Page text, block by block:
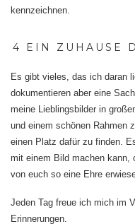
kennzeichnen.
4 EIN ZUHAUSE
Es gibt vieles, das ich daran
dokumentieren aber eine
meine Lieblingsbilder in
und einem schönen Rahmen
einen Platz dafür zu finden.
mit einem Bild machen kann,
von euch so eine Ehre
Jeden Tag freue ich mich im
Erinnerungen.